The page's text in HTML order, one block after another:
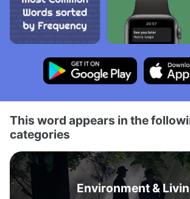
This word appears in the
categories
Environment &